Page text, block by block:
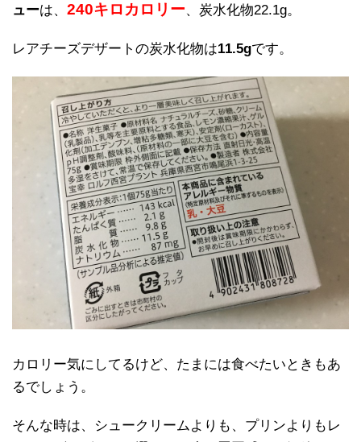
ューは、 240キロカロリー、炭水化物22.1g。
レアチーズデザートの炭水化物は11.5gです。
カロリー気にしてるけど、たまには食べたいときもあ
るでしょう。
そんな時は、シュークリームよりも、プリンよりもレ